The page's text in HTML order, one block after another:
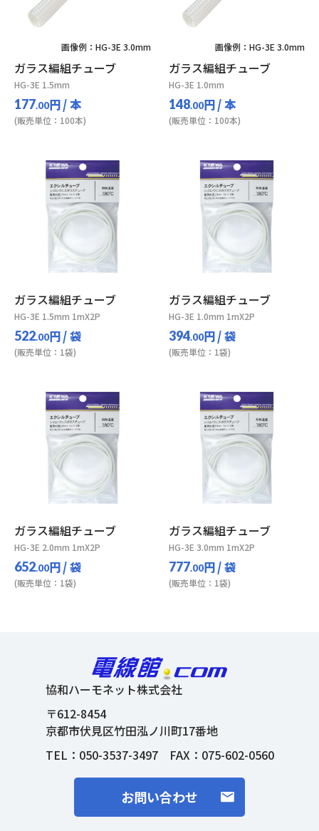
画像例：HG-3E 3.0mm
ガラス編組チューブ
HG-3E 1.5mm
177.00円/ 本
(販売単位：100本)
画像例：HG-3E 3.0mm
ガラス編組チューブ
HG-3E 1.0mm
148.00円/ 本
(販売単位：100本)
ガラス編組チューブ
HG-3E 1.5mm 1mX2P
522.00円/ 袋
(販売単位：1袋)
ガラス編組チューブ
HG-3E 1.0mm 1mX2P
394.00円/ 袋
(販売単位：1袋)
ガラス編組チューブ
HG-3E 2.0mm 1mX2P
652.00円/ 袋
(販売単位：1袋)
ガラス編組チューブ
HG-3E 3.0mm 1mX2P
777.00円/ 袋
(販売単位：1袋)
協和ハーモネット株式会社
〒612-8454
京都市伏見区竹田泓ノ川町17番地
TEL： 050-3537-3497FAX：075-602-0560
お問い合わせ